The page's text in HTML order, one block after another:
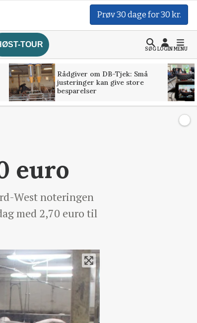
Prøv 30 dage for 30 kr.
TOUR
SØGLOGINMENU
Rådgiver om DB-Tjek: Små
justeringer kan give store
besparelser
euro
West noteringen
med 2,70 euro til